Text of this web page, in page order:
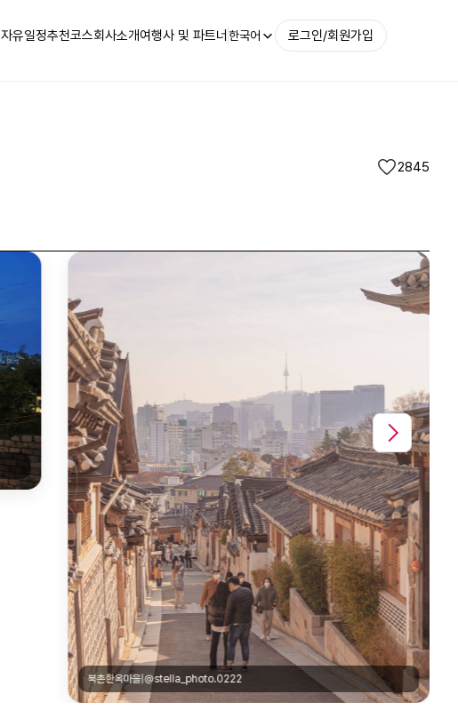
자유일정추천코스회사소개여행사 및 파트너 한국어 로그인/회원가입
2845